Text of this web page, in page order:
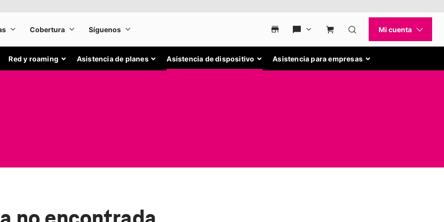
Red y roaming Asistencia de planes Asistencia de dispositivo Asistencia para empresas